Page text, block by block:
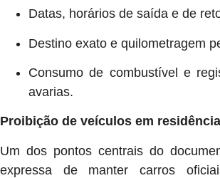
Datas, horários de saída e de
Destino exato e quilometragem
Consumo de combustível e
avarias.
Proibição de veículos em
Um dos pontos centrais do
expressa de manter carros